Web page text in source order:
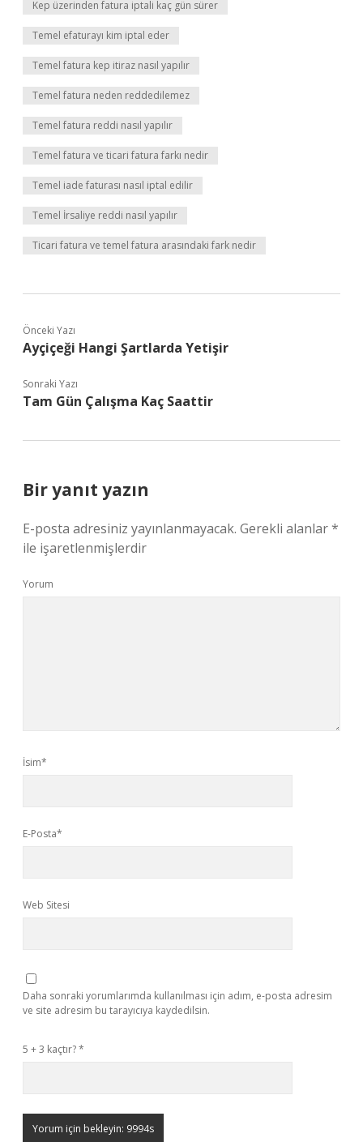
Kep üzerinden fatura iptali kaç gün sürer
Temel efaturayı kim iptal eder
Temel fatura kep itiraz nasıl yapılır
Temel fatura neden reddedilemez
Temel fatura reddi nasıl yapılır
Temel fatura ve ticari fatura farkı nedir
Temel iade faturası nasıl iptal edilir
Temel İrsaliye reddi nasıl yapılır
Ticari fatura ve temel fatura arasındaki fark nedir
Önceki Yazı
Ayçiçeği Hangi Şartlarda Yetişir
Sonraki Yazı
Tam Gün Çalışma Kaç Saattir
Bir yanıt yazın
E-posta adresiniz yayınlanmayacak. Gerekli alanlar*
ile işaretlenmişlerdir
Yorum
İsim*
E-Posta*
Web Sitesi
Daha sonraki yorumlarımda kullanılması için adım, e-posta adresim
ve site adresim bu tarayıcıya kaydedilsin.
5 + 3 kaçtır?*